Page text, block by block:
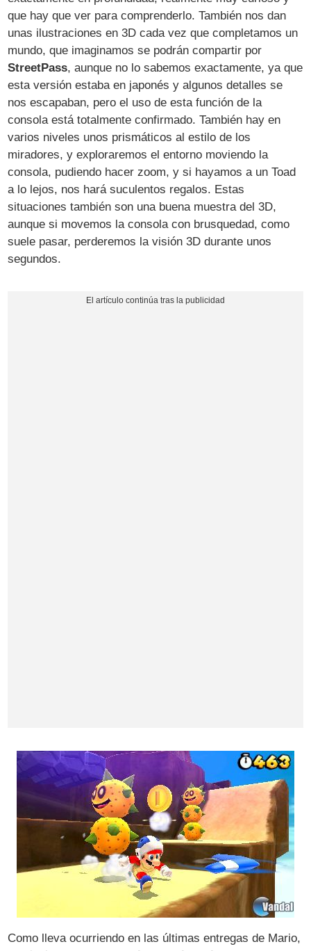
que hay que ver para comprenderlo. También nos dan
unas ilustraciones en 3D cada vez que completamos un
mundo, que imaginamos se podrán compartir por
StreetPass, aunque no lo sabemos exactamente, ya que
esta versión estaba en japonés y algunos detalles se
nos escapaban, pero el uso de esta función de la
consola está totalmente confirmado. También hay en
varios niveles unos prismáticos al estilo de los
miradores, y exploraremos el entorno moviendo la
consola, pudiendo hacer zoom, y si hayamos a un Toad
a lo lejos, nos hará suculentos regalos. Estas
situaciones también son una buena muestra del 3D,
aunque si movemos la consola con brusquedad, como
suele pasar, perderemos la visión 3D durante unos
segundos.
Como lleva ocurriendo en las últimas entregas de Mario,